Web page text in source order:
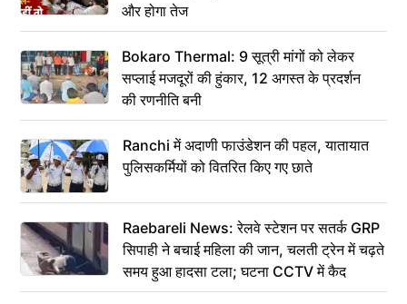
और होगा तेज
Bokaro Thermal: 9 सूत्री मांगों को लेकर
सप्लाई मजदूरों की हुंकार, 12 अगस्त के प्रदर्शन
की रणनीति बनी
Ranchi में अदाणी फाउंडेशन की पहल, यातायात
पुलिसकर्मियों को वितरित किए गए छाते
Raebareli News: रेलवे स्टेशन पर सतर्क GRP
सिपाही ने बचाई महिला की जान, चलती ट्रेन में चढ़ते
समय हुआ हादसा टला; घटना CCTV में कैद